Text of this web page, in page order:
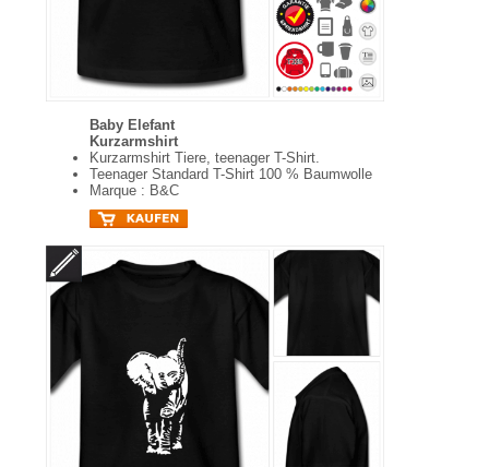
Baby Elefant
Kurzarmshirt
Kurzarmshirt Tiere, teenager T-Shirt.
Teenager Standard T-Shirt 100 % Baumwolle
Marque : B&C